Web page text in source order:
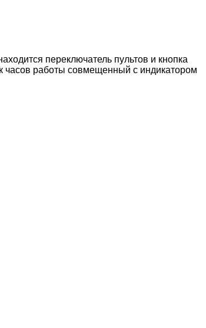
переключатель пультов и кнопка
часов работы совмещенный с индикатором